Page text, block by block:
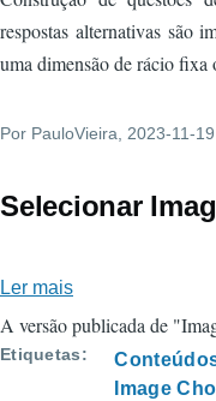
respostas alternativas são
uma dimensão de rácio fixa
Por PauloVieira , 2023-11-19
Selecionar
Ler mais
Selecionar
Imagens
A versão publicada de
Etiquetas
Image